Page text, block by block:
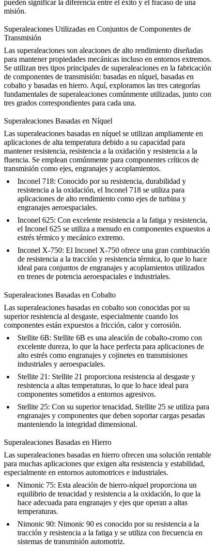
pueden significar la diferencia entre el éxito y el fracaso de una
misión.
Superaleaciones Utilizadas en Conjuntos de Componentes de
Transmisión
Las superaleaciones son aleaciones de alto rendimiento diseñadas
para mantener propiedades mecánicas incluso en entornos extremos.
Se utilizan tres tipos principales de superaleaciones en la fabricación
de componentes de transmisión: basadas en níquel, basadas en
cobalto y basadas en hierro. Aquí, exploramos las tres categorías
fundamentales de superaleaciones comúnmente utilizadas, junto con
tres grados correspondientes para cada una.
Superaleaciones Basadas en Níquel
Las superaleaciones basadas en níquel se utilizan ampliamente en
aplicaciones de alta temperatura debido a su capacidad para
mantener resistencia, resistencia a la oxidación y resistencia a la
fluencia. Se emplean comúnmente para componentes críticos de
transmisión como ejes, engranajes y acoplamientos.
Inconel 718: Conocido por su resistencia, durabilidad y
resistencia a la oxidación, el Inconel 718 se utiliza para
aplicaciones de alto rendimiento como ejes de turbina y
engranajes aeroespaciales.
Inconel 625: Con excelente resistencia a la fatiga y resistencia,
el Inconel 625 se utiliza a menudo en componentes expuestos a
estrés térmico y mecánico extremo.
Inconel X-750: El Inconel X-750 ofrece una gran combinación
de resistencia a la tracción y resistencia térmica, lo que lo hace
ideal para conjuntos de engranajes y acoplamientos utilizados
en trenes de potencia aeroespaciales e industriales.
Superaleaciones Basadas en Cobalto
Las superaleaciones basadas en cobalto son conocidas por su
superior resistencia al desgaste, especialmente cuando los
componentes están expuestos a fricción, calor y corrosión.
Stellite 6B: Stellite 6B es una aleación de cobalto-cromo con
excelente dureza, lo que la hace perfecta para aplicaciones de
alto estrés como engranajes y cojinetes en transmisiones
industriales y aeroespaciales.
Stellite 21 : Stellite 21 proporciona resistencia al desgaste y
resistencia a altas temperaturas, lo que lo hace ideal para
componentes sometidos a entornos agresivos.
Stellite 25: Con su superior tenacidad, Stellite 25 se utiliza para
engranajes y componentes que deben soportar cargas pesadas
manteniendo la integridad dimensional.
Superaleaciones Basadas en Hierro
Las superaleaciones basadas en hierro ofrecen una solución rentable
para muchas aplicaciones que exigen alta resistencia y estabilidad,
especialmente en entornos automotrices e industriales.
Nimonic 75: Esta aleación de hierro-níquel proporciona un
equilibrio de tenacidad y resistencia a la oxidación, lo que la
hace adecuada para engranajes y ejes que operan a altas
temperaturas.
Nimonic 90: Nimonic 90 es conocido por su resistencia a la
tracción y resistencia a la fatiga y se utiliza con frecuencia en
sistemas de transmisión automotriz.